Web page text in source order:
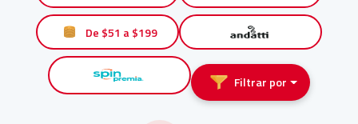
De $51 a $199
Filtrar por